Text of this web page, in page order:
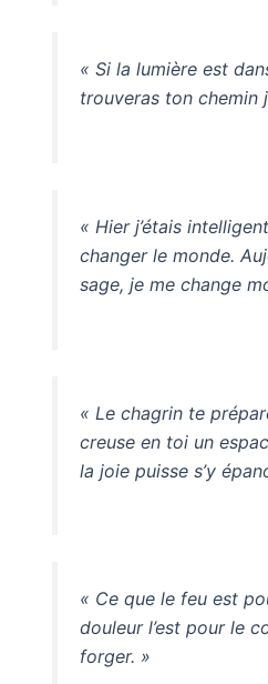
« Si la lumière est
trouveras ton chemin
« Hier j’étais
changer le monde.
sage, je me change
« Le chagrin te
creuse en toi un
la joie puisse s’y
« Ce que le feu est
douleur l’est pour le
forger. »